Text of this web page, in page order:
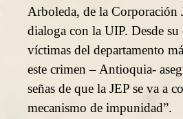
Arboleda, de la Corporación
dialoga con la UIP. Desde su
víctimas del departamento
este crimen – Antioquia-
señas de que la JEP se va a
mecanismo de impunidad”.